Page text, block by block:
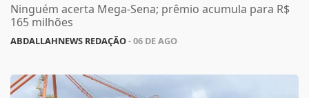
Ninguém acerta Mega-Sena; prêmio acumula para R$
165 milhões
ABDALLAHNEWS REDAÇÃO- 06 DE AGO